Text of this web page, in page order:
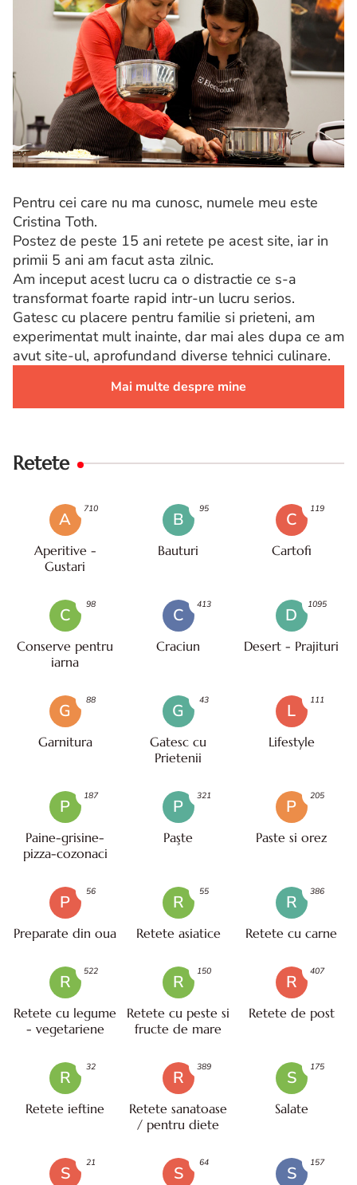
Pentru cei care nu ma cunosc, numele meu este
Cristina Toth.
Postez de peste 15 ani retete pe acest site, iar in
primii 5 ani am facut asta zilnic.
Am inceput acest lucru ca o distractie ce s-a
transformat foarte rapid intr-un lucru serios.
Gatesc cu placere pentru familie si prieteni, am
experimentat mult inainte, dar mai ales dupa ce am
avut site-ul, aprofundand diverse tehnici culinare.
Mai multe despre mine
Retete
A
Aperitive -
Gustari
710
B
Bauturi
95
C
Cartofi
119
C
Conserve pentru
iarna
98
C
Craciun
413
D
Desert - Prajituri
1095
G
Garnitura
88
G
Gatesc cu
Prietenii
43
L
Lifestyle
111
P
Paine-grisine-
pizza-cozonaci
187
P
Paşte
321
P
Paste si orez
205
P
Preparate din oua
56
R
Retete asiatice
55
R
Retete cu carne
386
R
Retete cu legume
- vegetariene
522
R
Retete cu peste si
fructe de mare
150
R
Retete de post
407
R
Retete ieftine
32
R
Retete sanatoase
/ pentru diete
389
S
Salate
175
S
21
S
64
S
157